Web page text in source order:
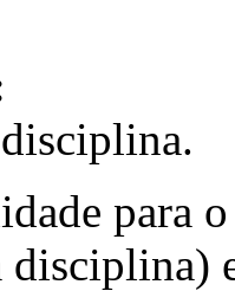
para
disciplina)